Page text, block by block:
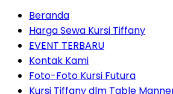
Beranda
Harga Sewa Kursi Tiffany
EVENT TERBARU
Kontak Kami
Foto-Foto Kursi Futura
Kursi Tiffany dlm Table